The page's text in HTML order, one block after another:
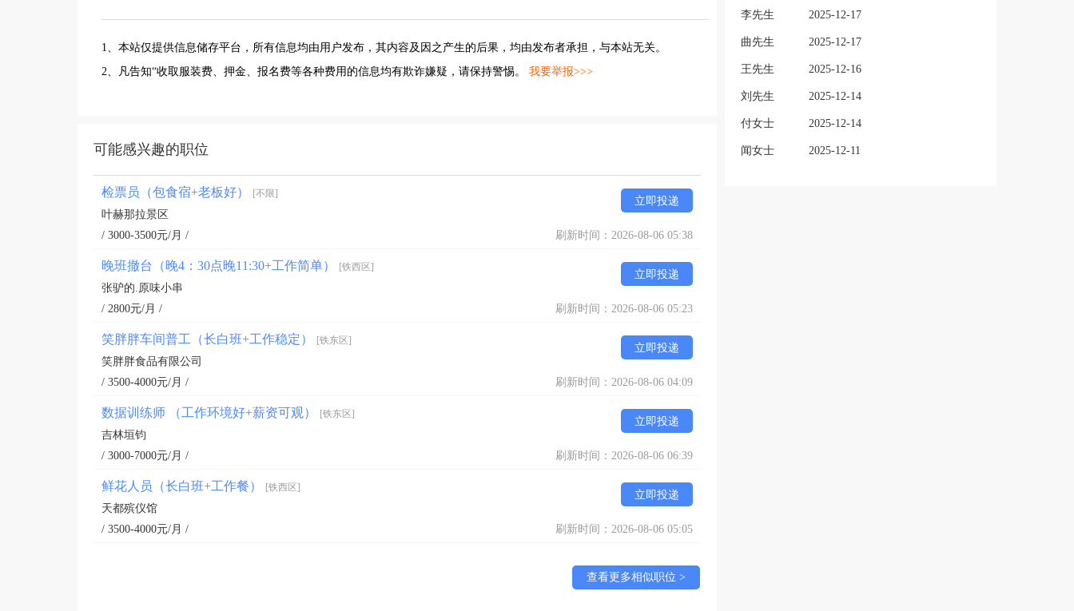
1、本站仅提供信息储存平台，所有信息均由用户发布，其内容及因之产生的后果，均由发布者承担，与本站无关。
2、凡告知“收取服装费、押金、报名费等各种费用的信息均有欺诈嫌疑，请保持警惕。 我要举报>>>
可能感兴趣的职位
检票员（包食宿+老板好） [不限]
立即投递
叶赫那拉景区
/ 3000-3500元/月 /
刷新时间：2026-08-06 05:38
晚班撤台（晚4：30点晚11:30+工作简单） [铁西区]
立即投递
张驴的.原味小串
/ 2800元/月 /
刷新时间：2026-08-06 05:23
笑胖胖车间普工（长白班+工作稳定） [铁东区]
立即投递
笑胖胖食品有限公司
/ 3500-4000元/月 /
刷新时间：2026-08-06 04:09
数据训练师 （工作环境好+薪资可观） [铁东区]
立即投递
吉林垣钧
/ 3000-7000元/月 /
刷新时间：2026-08-06 06:39
鲜花人员（长白班+工作餐） [铁西区]
立即投递
天都殡仪馆
/ 3500-4000元/月 /
刷新时间：2026-08-06 05:05
查看更多相似职位 >
李先生 2025-12-17
曲先生 2025-12-17
王先生 2025-12-16
刘先生 2025-12-14
付女士 2025-12-14
闻女士 2025-12-11